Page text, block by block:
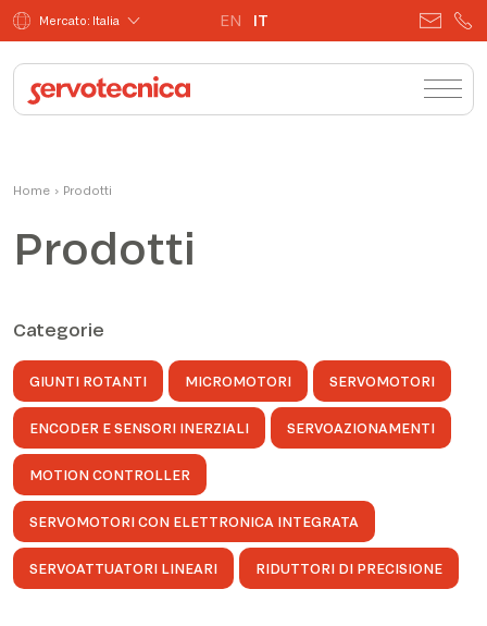
Mercato: Italia EN IT
Home › Prodotti
Prodotti
Categorie
GIUNTI ROTANTI MICROMOTORI SERVOMOTORI
ENCODER E SENSORI INERZIALI SERVOAZIONAMENTI
MOTION CONTROLLER
SERVOMOTORI CON ELETTRONICA INTEGRATA
SERVOATTUATORI LINEARI RIDUTTORI DI PRECISIONE